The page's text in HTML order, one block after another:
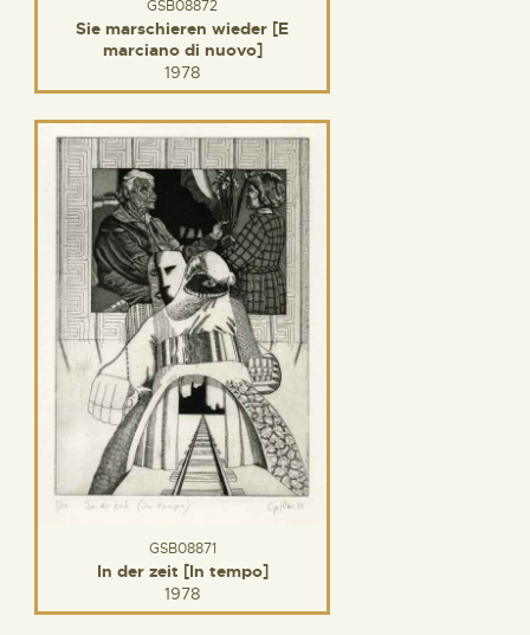
GSB08872
Sie marschieren wieder [E
marciano di nuovo]
1978
GSB08871
In der zeit [In tempo]
1978